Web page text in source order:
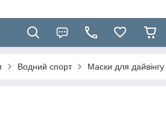
Водний спорт Маски для дайвінгу